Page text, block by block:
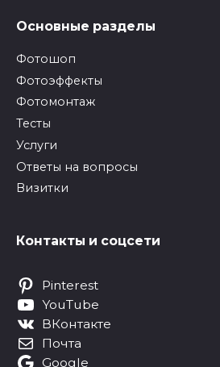
Основные разделы
Фотошоп
Фотоэффекты
Фотомонтаж
Тесты
Услуги
Ответы на вопросы
Визитки
Контакты и соцсети
Pinterest
YouTube
ВКонтакте
Почта
Google